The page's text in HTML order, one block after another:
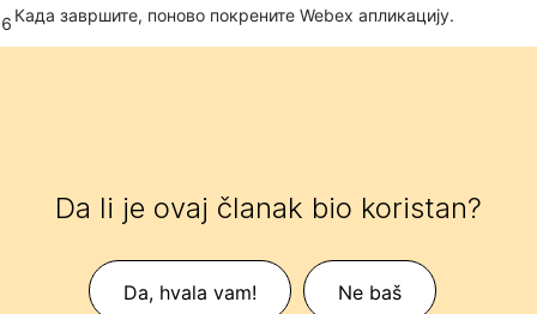
6 Када завршите, поново покрените Webex апликацију.
Da li je ovaj članak bio koristan?
Da, hvala vam! Ne baš